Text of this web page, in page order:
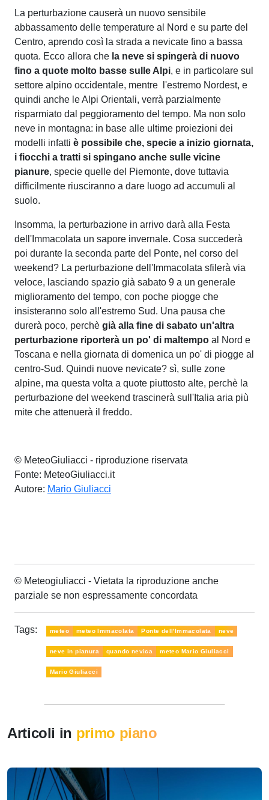
La perturbazione causerà un nuovo sensibile
abbassamento delle temperature al Nord e su parte del
Centro, aprendo così la strada a nevicate fino a bassa
quota. Ecco allora che la neve si spingerà di nuovo
fino a quote molto basse sulle Alpi, e in particolare sul
settore alpino occidentale, mentre l'estremo Nordest, e
quindi anche le Alpi Orientali, verrà parzialmente
risparmiato dal peggioramento del tempo. Ma non solo
neve in montagna: in base alle ultime proiezioni dei
modelli infatti è possibile che, specie a inizio giornata,
i fiocchi a tratti si spingano anche sulle vicine
pianure, specie quelle del Piemonte, dove tuttavia
difficilmente riusciranno a dare luogo ad accumuli al
suolo.
Insomma, la perturbazione in arrivo darà alla Festa
dell'Immacolata un sapore invernale. Cosa succederà
poi durante la seconda parte del Ponte, nel corso del
weekend? La perturbazione dell'Immacolata sfilerà via
veloce, lasciando spazio già sabato 9 a un generale
miglioramento del tempo, con poche piogge che
insisteranno solo all'estremo Sud. Una pausa che
durerà poco, perchè già alla fine di sabato un'altra
perturbazione riporterà un po' di maltempo al Nord e
Toscana e nella giornata di domenica un po' di piogge al
centro-Sud. Quindi nuove nevicate? sì, sulle zone
alpine, ma questa volta a quote piuttosto alte, perchè la
perturbazione del weekend trascinerà sull'Italia aria più
mite che attenuerà il freddo.
© MeteoGiuliacci - riproduzione riservata
Fonte: MeteoGiuliacci.it
Autore: Mario Giuliacci
© Meteogiuliacci - Vietata la riproduzione anche
parziale se non espressamente concordata
Tags: meteo meteo Immacolata Ponte dell'Immacolata neve
neve in pianura quando nevica meteo Mario Giuliacci
Mario Giuliacci
Articoli in primo piano